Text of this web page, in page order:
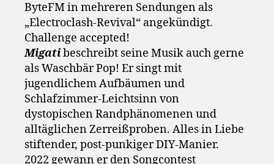
ByteFM in mehreren Sendungen als
„Electroclash-Revival“ angekündigt.
Challenge accepted!
Migatibeschreibt seine Musik auch gerne
als Waschbär Pop! Er singt mit
jugendlichem Aufbäumen und
Schlafzimmer-Leichtsinn von
dystopischen Randphänomenen und
alltäglichen Zerreißproben. Alles in Liebe
stiftender, post-punkiger DIY-Manier.
2022 gewann er den Songcontest